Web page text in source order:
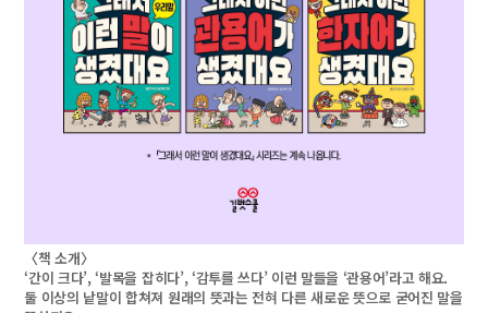
〈책 소개〉
‘간이 크다’, ‘발목을 잡히다’, ‘감투를 쓰다’ 이런 말들을 ‘관용어’라고 해요.
둘 이상의 낱말이 합쳐져 원래의 뜻과는 전혀 다른 새로운 뜻으로 굳어진 말을